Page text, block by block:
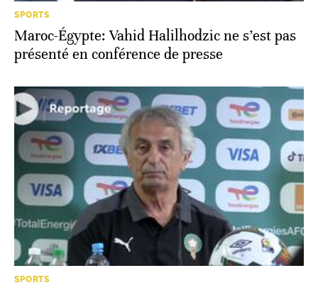
SPORTS
Maroc-Égypte: Vahid Halilhodzic ne s’est pas
présenté en conférence de presse
SPORTS